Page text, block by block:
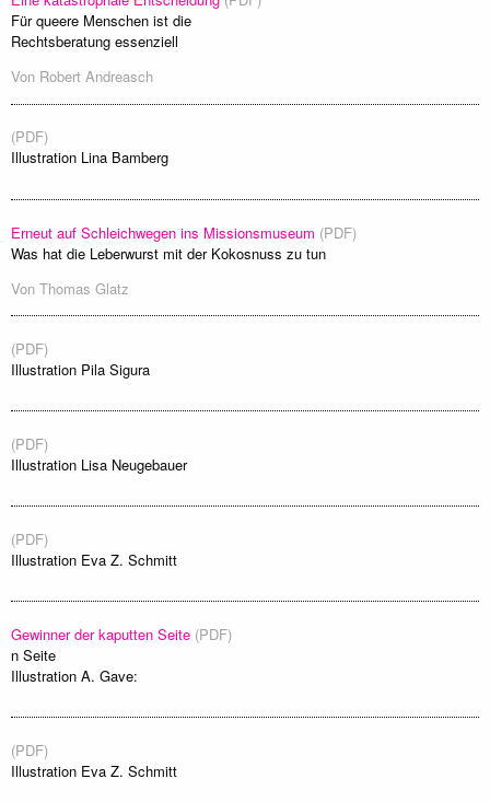
Für queere Menschen ist die
Rechtsberatung essenziell
Von Robert Andreasch
(PDF)
Illustration Lina Bamberg
Erneut auf Schleichwegen ins Missionsmuseum (PDF)
Was hat die Leberwurst mit der Kokosnuss zu tun
Von Thomas Glatz
(PDF)
Illustration Pila Sigura
(PDF)
Illustration Lisa Neugebauer
(PDF)
Illustration Eva Z. Schmitt
Gewinner der kaputten Seite (PDF)
n Seite
Illustration A. Gave:
(PDF)
Illustration Eva Z. Schmitt